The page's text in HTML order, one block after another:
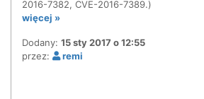
2016-7382, CVE-2016-7389.)
więcej »
Dodany: 15 sty 2017 o 12:55
przez:
remi